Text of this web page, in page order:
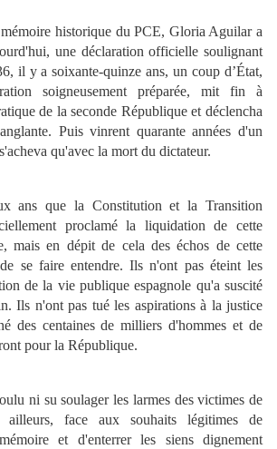
historique du PCE, Gloria Aguilar a
une déclaration officielle soulignant
il y a soixante-quinze ans, un coup d’État,
soigneusement préparée, mit fin à
de la seconde République et déclencha
Puis vinrent quarante années d'un
qu'avec la mort du dictateur.
ans que la Constitution et la Transition
proclamé la liquidation de cette
mais en dépit de cela des échos de cette
se faire entendre. Ils n'ont pas éteint les
de la vie publique espagnole qu'a suscité
Ils n'ont pas tué les aspirations à la justice
des centaines de milliers d'hommes et de
pour la République.
ni su soulager les larmes des victimes de
ailleurs, face aux souhaits légitimes de
et d'enterrer les siens dignement